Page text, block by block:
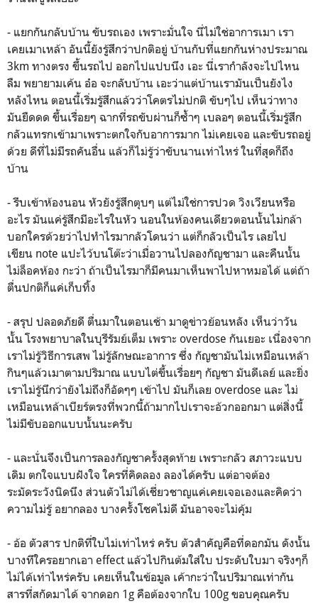
- แยกกันกลับบ้าน ขับรถเอง เพราะมั่นใจ นี่ไม่ใช่อาการเมา เรา
เคยเมาเหล้า อันนี้ยังรู้สึกว่าปกติอยู่ บ้านกับที่แยกกันห่างประมาณ
3km ทางตรง ขึ้นรถไป ออกไปแปบนึง เอะ นี่เรากำลังจะไปไหน
ลืม พยายามเค้น อ๋อ จะกลับบ้าน เอะว่าแต่บ้านเรามันเป็นยังไง
หลังไหน ตอนนี้เริ่มรู้สึกแล้วว่าโคตรไม่ปกติ ขับๆไป เห็นว่าทาง
มันยืดดด ขึ้นเรื่อยๆ ฉากที่รถขับผ่านก็ซ้ำๆ เบลอๆ ตอนนี้เริ่มรู้สึก
กลัวแทรกเข้ามาเพราะตกใจกับอาการมาก ไม่เคยเจอ และขับรถอยู่
ด้วย ดีที่ไม่มีรถคันอื่น แล้วก็ไม่รู้ว่าขับนานเท่าไหร่ ในที่สุดก็ถึง
บ้าน
- รีบเข้าห้องนอน หัวยังรู้สึกตุบๆ แต่ไม่ใช่การปวด วิงเวียนหรือ
อะไร มันแค่รู้สึกมีอะไรในหัว นอนในห้องคนเดียวตอนนั้นไม่กล้า
บอกใครด้วยว่าไปทำไรมากลัวโดนว่า แต่ก็กลัวเป็นไร เลยไป
เขียน note แปะไว้บนโต๊ะว่าเมื่อวานไปลองกัญชามา และคืนนั้น
ไม่ล็อคห้อง กะว่า ถ้าเป็นไรมาก็มีคนมาเห็นพาไปหาหมอได้ แต่ถ้า
ตื่นปกติก็แค่เก็บทิ้ง
- สรุป ปลอดภัยดี ตื่นมาในตอนเช้า มาดูข่าวย้อนหลัง เห็นว่าวัน
นั้น โรงพยาบาลในบุรีรัมย์เต็ม เพราะ overdose กันเยอะ เนื่องจาก
เราไม่รู้วิธีการเสพ ไม่รู้ลักษณะอาการ ซึ่ง กัญชามันไม่เหมือนเหล้า
กินๆแล้วเมาตามปริมาณ แบบไต่ขึ้นเรื่อยๆ กัญชา มันดีเลย์ และยิ่ง
เราไม่รู้นึกว่ายังไม่ถึงก็อัดๆๆ เข้าไป มันก็เลย overdose และ ไม่
เหมือนเหล้าเบียร์ตรงที่พวกนี้ถ้ามากไปเราจะอ้วกออกมา แต่สิ่งนี้
ไม่มีขับออกแบบนั้นนะครับ
- และนั่นจึงเป็นการลองกัญชาครั้งสุดท้าย เพราะกลัว สภาวะแบบ
เดิม ตกใจแบบฝังใจ ใครที่คิดลอง ลองได้ครับ แต่อาจต้อง
ระมัดระวังนิดนึง ส่วนตัวไม่ได้เชี่ยวชาญแค่เคยเจอเองและคิดว่า
ความไม่รู้ อยากลอง บางครั้งโชคไม่ดี มันอาจจะไม่คุ้ม
- อ้อ ตัวสาร ปกติที่ใบไม่เท่าไหร่ ครับ ตัวสำคัญคือที่ดอกมัน ดังนั้น
บางทีใครอยากเอา effect แล้วไปกินต้มใส่ใบ ประดับใบมา จริงๆก็
ไม่ได้เท่าไหร่ครับ เคยเห็นในข้อมูล เค้ากะว่าในปริมาณเท่ากัน
สารที่สกัดมาได้ จากดอก 1g คือต้องจากใบ 100g ขอบคุณครับ